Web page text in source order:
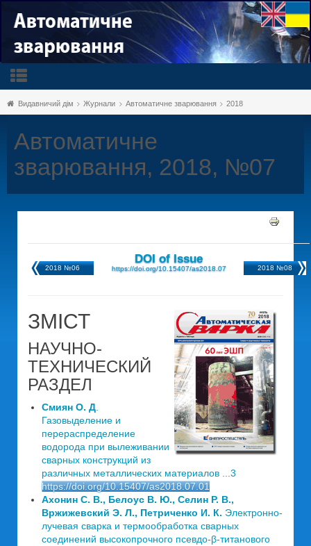
Видавничий дім Журнали Автоматичне зварювання 2018
Автоматичне
зварювання, 2018, №07
2018 №06
DOI of Issue
https://doi.org/10.15407/as2018.07 2018 №08
ЗМІСТ
НАУЧНО-
ТЕХНИЧЕСКИЙ
РАЗДЕЛ
Смиян О. Д
Газовыделение и
перераспределение
водорода при вылеживании
сварных конструкций из
различных металлических материалов ...3
https://doi.org/10.15407/as2018.07.01
Ахонин С. В., Белоус В. Ю., Селин Р. В.,
Вржижевский Э. Л., Петриченко И. К. Электронно-
лучевая сварка и термообработка сварных
соединений высокопрочного псевдо-β-титанового